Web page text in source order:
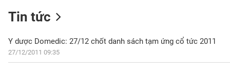
Tin tức
Y dược Domedic: 27/12 chốt danh sách tạm ứng cổ tức 2011
27/12/2011 09:35
TÍCH